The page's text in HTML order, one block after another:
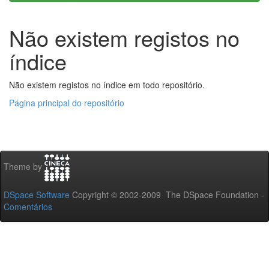
Não existem registos no
índice
Não existem registos no índice em todo repositório.
Página principal do repositório
Theme by
DSpace Software Copyright © 2002-2009 The DSpace Foundation -
Comentários